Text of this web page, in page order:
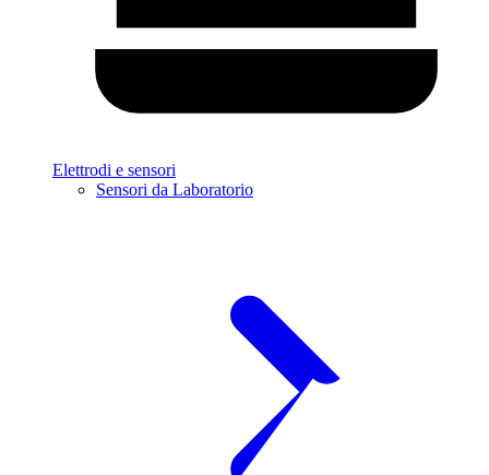
Elettrodi e sensori
Sensori da Laboratorio